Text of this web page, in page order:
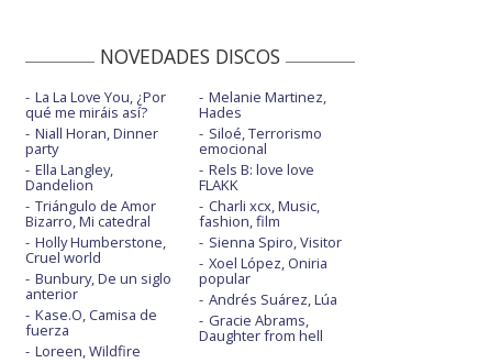
NOVEDADES DISCOS
La La Love You, ¿Por
qué me miráis así?
Niall Horan, Dinner
party
Ella Langley,
Dandelion
Triángulo de Amor
Bizarro, Mi catedral
Holly Humberstone,
Cruel world
Bunbury, De un siglo
anterior
Kase.O, Camisa de
fuerza
Loreen, Wildfire
Melanie Martinez,
Hades
Siloé, Terrorismo
emocional
Rels B: love love
FLAKK
Charli xcx, Music,
fashion, film
Sienna Spiro, Visitor
Xoel López, Oniria
popular
Andrés Suárez, Lúa
Gracie Abrams,
Daughter from hell